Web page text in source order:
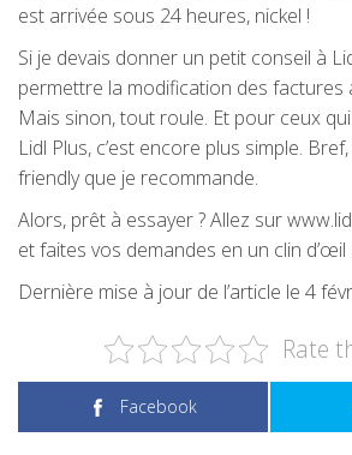
est arrivée sous 24 heures, nickel !
Si je devais donner un petit conseil à
permettre la modification des factures
Mais sinon, tout roule. Et pour ceux qui
Lidl Plus, c’est encore plus simple.
friendly que je recommande.
Alors, prêt à essayer ? Allez sur
et faites vos demandes en un clin d’œil !
Dernière mise à jour de l’article le 4
Rate
Facebook